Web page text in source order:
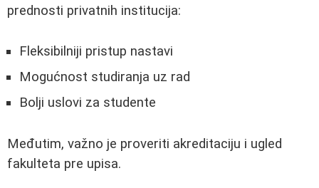
prednosti privatnih institucija:
Fleksibilniji pristup nastavi
Mogućnost studiranja uz rad
Bolji uslovi za studente
Međutim, važno je proveriti akreditaciju i ugled
fakulteta pre upisa.